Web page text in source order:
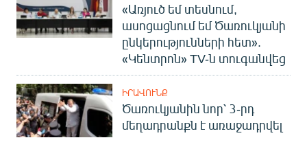
«Առյուծ եմ տեսնում,
ասոցացնում եմ Ծառուկյանի
ընկերությունների հետ».
«Կենտրոն» TV-ն տուգանվեց
ԻՐԱՎՈՒՆՔ
Ծառուկյանին նոր՝ 3-րդ
մեղադրանքն է առաջադրվել